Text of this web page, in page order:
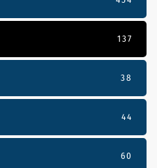
137
38
44
60